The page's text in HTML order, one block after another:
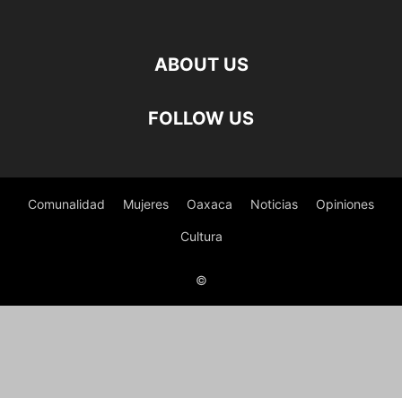
ABOUT US
FOLLOW US
Comunalidad Mujeres Oaxaca Noticias Opiniones
Cultura
©